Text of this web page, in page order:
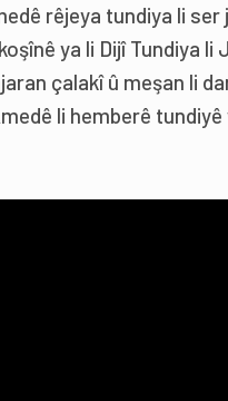
rêjeya tundiya li
ya li Dijî Tundiya
çalakî û meşan li
li hemberê